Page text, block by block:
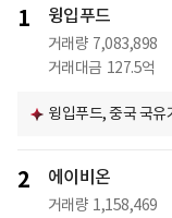
1 윙입푸드
거래량 7,083,898
거래대금 127.5억
윙입푸드, 중국 국유
2 에이비온
거래량 1,158,469